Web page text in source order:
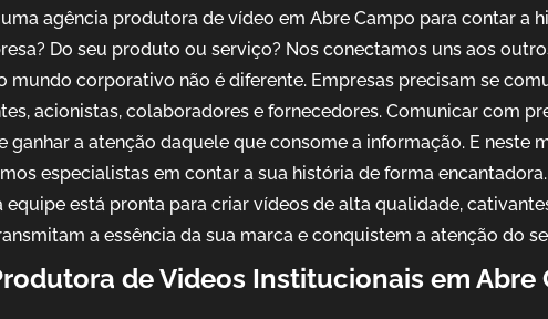
agência produtora de vídeo em Abre Campo para contar a
Do seu produto ou serviço? Nos conectamos uns aos
mundo corporativo não é diferente. Empresas precisam se
acionistas, colaboradores e fornecedores. Comunicar com
ganhar a atenção daquele que consome a informação. E neste
especialistas em contar a sua história de forma
equipe está pronta para criar vídeos de alta qualidade,
a essência da sua marca e conquistem a atenção do
de Videos Institucionais em Abre